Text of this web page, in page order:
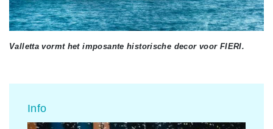
Valletta vormt het imposante historische decor voor FIERI.
Info